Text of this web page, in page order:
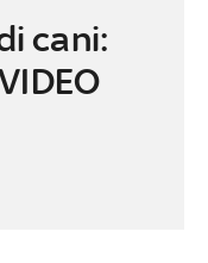
cani: